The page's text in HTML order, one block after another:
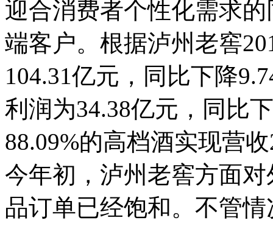
迎合消费者个性化需求
端客户。 根据泸州老窖
104.31亿元，同比下降
利润为34.38亿元，同比
88.09%的高档酒实现营
今年初，泸州老窖方面
品订单已经饱和。不管